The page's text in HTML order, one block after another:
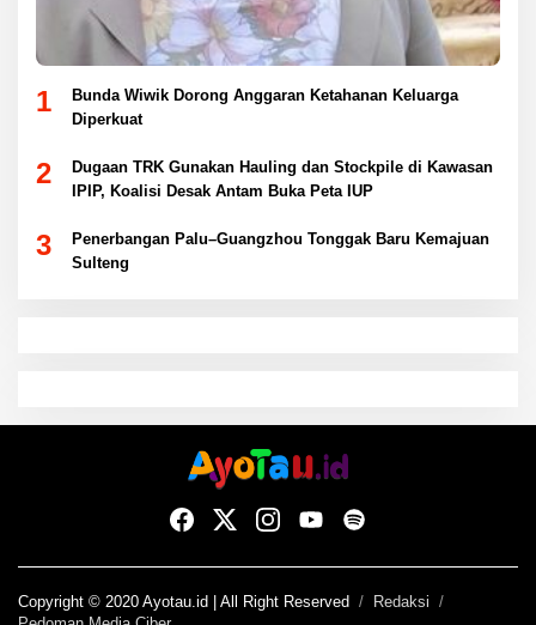
1
Bunda Wiwik Dorong Anggaran Ketahanan Keluarga
Diperkuat
2
Dugaan TRK Gunakan Hauling dan Stockpile di Kawasan
IPIP, Koalisi Desak Antam Buka Peta IUP
3
Penerbangan Palu–Guangzhou Tonggak Baru Kemajuan
Sulteng
Copyright © 2020 Ayotau.id | All Right Reserved
Redaksi